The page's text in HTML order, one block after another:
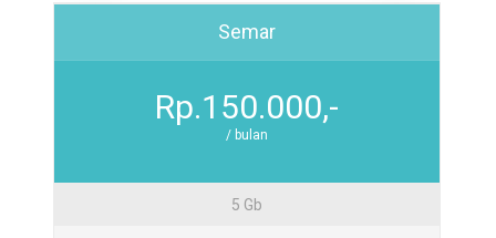
Semar
Rp.150.000,-
/ bulan
5 Gb